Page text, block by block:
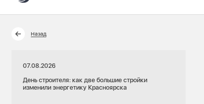
Назад
07.08.2026
День строителя: как две большие стройки
изменили энергетику Красноярска